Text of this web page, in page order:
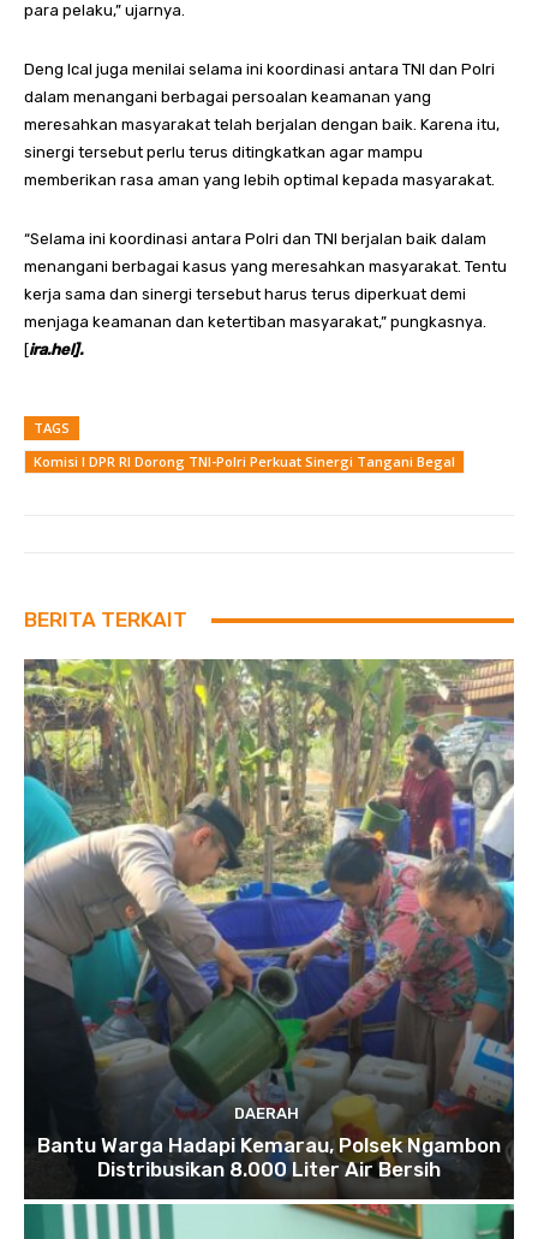
para pelaku,” ujarnya.
Deng Ical juga menilai selama ini koordinasi antara TNI dan Polri
dalam menangani berbagai persoalan keamanan yang
meresahkan masyarakat telah berjalan dengan baik. Karena itu,
sinergi tersebut perlu terus ditingkatkan agar mampu
memberikan rasa aman yang lebih optimal kepada masyarakat.
“Selama ini koordinasi antara Polri dan TNI berjalan baik dalam
menangani berbagai kasus yang meresahkan masyarakat. Tentu
kerja sama dan sinergi tersebut harus terus diperkuat demi
menjaga keamanan dan ketertiban masyarakat,” pungkasnya.
[ira.hel].
TAGS
Komisi I DPR RI Dorong TNI-Polri Perkuat Sinergi Tangani Begal
BERITA TERKAIT
DAERAH
Bantu Warga Hadapi Kemarau, Polsek Ngambon
Distribusikan 8.000 Liter Air Bersih